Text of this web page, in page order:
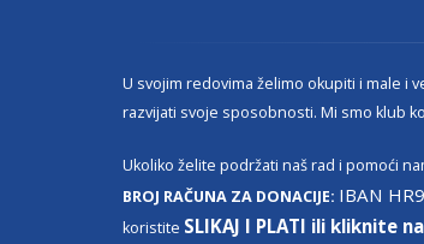
U svojim redovima želimo okupiti i male i
razvijati svoje sposobnosti. Mi smo klub
Ukoliko želite podržati naš rad i pomoći
BROJ RAČUNA ZA DONACIJE: IBAN
koristite SLIKAJ I PLATI ili kliknite